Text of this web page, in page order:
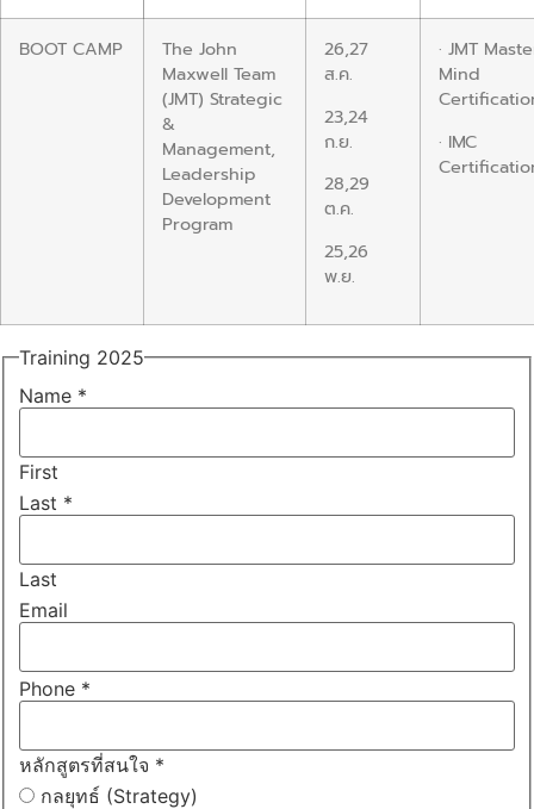
BOOT CAMP
The John
Maxwell Team
(JMT) Strategic
&
Management,
Leadership
Development
Program
26,27
ส.ค.
23,24
ก.ย.
28,29
ต.ค.
25,26
พ.ย.
· JMT
Mind
· IMC
Training 2025
Name *
First
Last *
Last
Email
Phone *
หลักสูตรที่สนใจ *
กลยุทธ์ (Strategy)